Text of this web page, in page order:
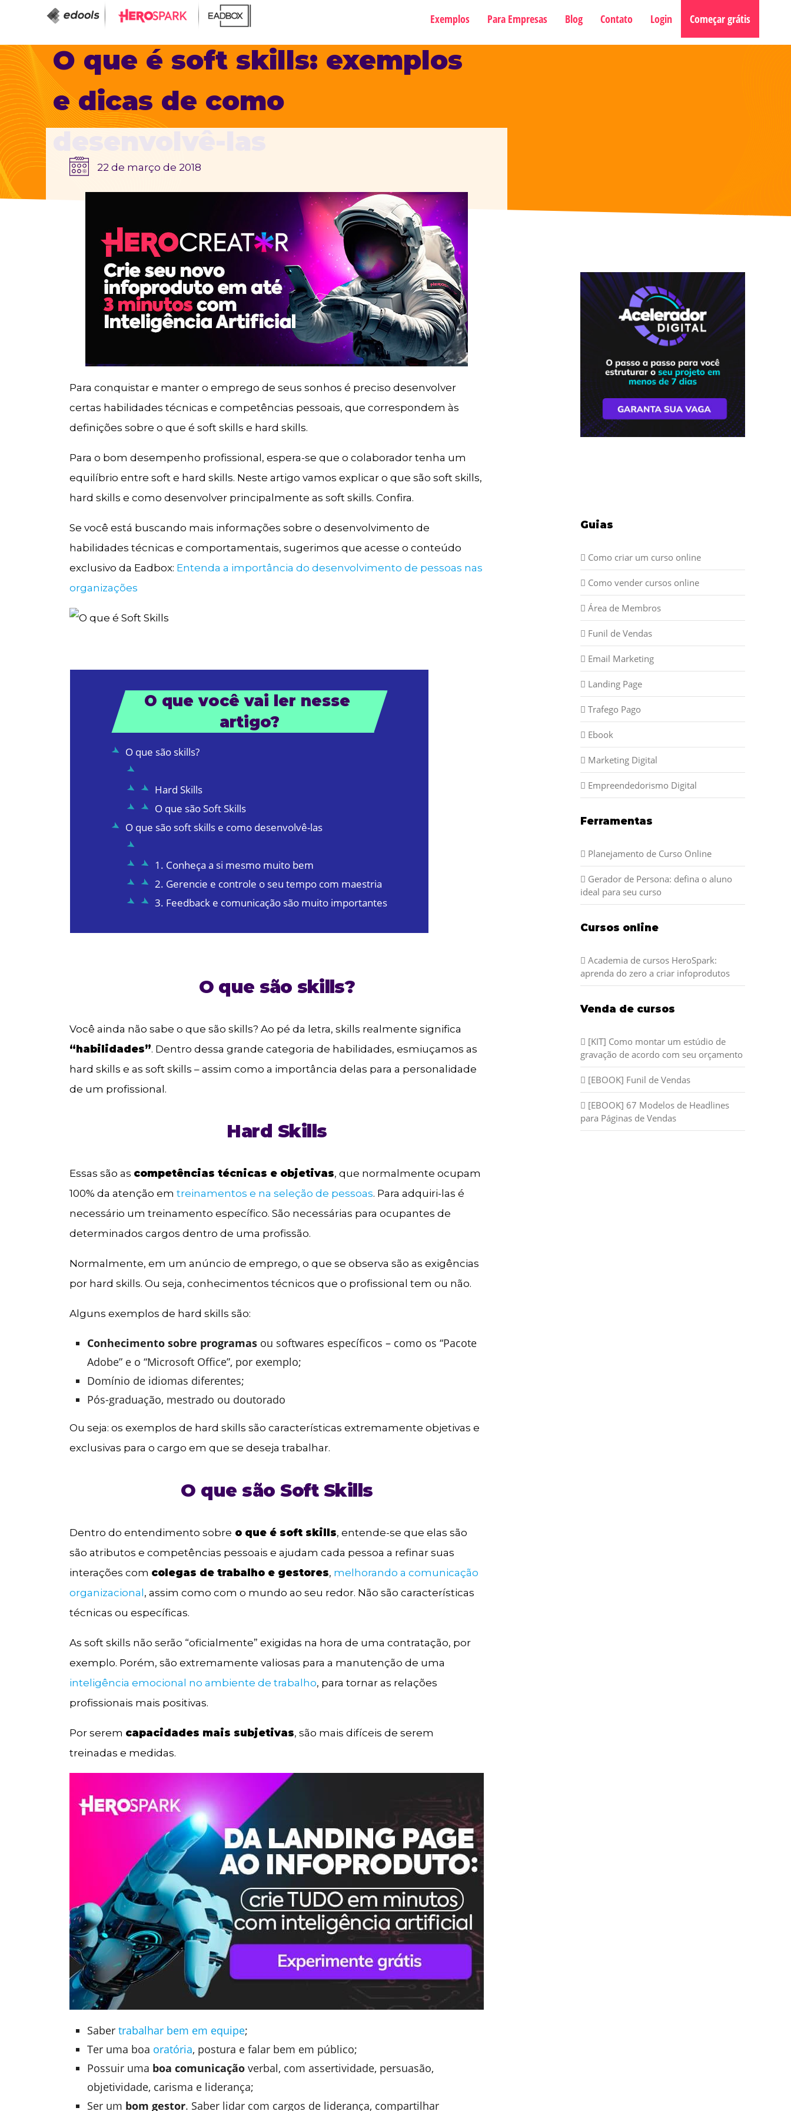
Exemplos Para Empresas Blog Contato Login Começar grátis
O que é soft skills: exemplos
e dicas de como
22 de março de 2018
Para conquistar e manter o emprego de seus sonhos é preciso desenvolver
certas habilidades técnicas e competências pessoais, que correspondem às
definições sobre o que é soft skills e hard skills.
Para o bom desempenho profissional, espera-se que o colaborador tenha um
equilíbrio entre soft e hard skills. Neste artigo vamos explicar o que são soft skills,
hard skills e como desenvolver principalmente as soft skills. Confira.
Se você está buscando mais informações sobre o desenvolvimento de
habilidades técnicas e comportamentais, sugerimos que acesse o conteúdo
exclusivo da Eadbox: Entenda a importância do desenvolvimento de pessoas nas
organizações
O que você vai ler nesse
artigo?
O que são skills?
Hard Skills
O que são Soft Skills
O que são soft skills e como desenvolvê-las
1. Conheça a si mesmo muito bem
2. Gerencie e controle o seu tempo com maestria
3. Feedback e comunicação são muito importantes
O que são skills?
Você ainda não sabe o que são skills? Ao pé da letra, skills realmente significa
“habilidades”. Dentro dessa grande categoria de habilidades, esmiuçamos as
hard skills e as soft skills – assim como a importância delas para a personalidade
de um profissional.
Hard Skills
Essas são as competências técnicas e objetivas, que normalmente ocupam
100% da atenção emtreinamentos e na seleção de pessoas. Para adquiri-las é
necessário um treinamento específico. São necessárias para ocupantes de
determinados cargos dentro de uma profissão.
Normalmente, em um anúncio de emprego, o que se observa são as exigências
por hard skills. Ou seja, conhecimentos técnicos que o profissional tem ou não.
Alguns exemplos de hard skills são:
Conhecimento sobre programas ou softwares específicos – como os “Pacote
Adobe” e o “Microsoft Office”, por exemplo;
Domínio de idiomas diferentes;
Pós-graduação, mestrado ou doutorado
Ou seja: os exemplos de hard skills são características extremamente objetivas e
exclusivas para o cargo em que se deseja trabalhar.
O que são Soft Skills
Dentro do entendimento sobre o que é soft skills, entende-se que elas são
são atributos e competências pessoais e ajudam cada pessoa a refinar suas
interações com colegas de trabalho e gestores, melhorando a comunicação
organizacional, assim como com o mundo ao seu redor. Não são características
técnicas ou específicas.
As soft skills não serão “oficialmente” exigidas na hora de uma contratação, por
exemplo. Porém, são extremamente valiosas para a manutenção de uma
inteligência emocional no ambiente de trabalho, para tornar as relações
profissionais mais positivas.
Por serem capacidades mais subjetivas, são mais difíceis de serem
treinadas e medidas.
Sabertrabalhar bem em equipe;
Ter uma boa oratória, postura e falar bem em público;
Possuir uma boa comunicação verbal, com assertividade, persuasão,
objetividade, carisma e liderança;
Ser um bom gestor. Saber lidar com cargos de liderança, compartilhar
Guias
Como criar um curso online
Como vender cursos online
Área de Membros
Funil de Vendas
Email Marketing
Landing Page
Trafego Pago
Ebook
Marketing Digital
Empreendedorismo Digital
Ferramentas
Planejamento de Curso Online
Gerador de Persona: defina o aluno
ideal para seu curso
Cursos online
Academia de cursos HeroSpark:
aprenda do zero a criar infoprodutos
Venda de cursos
[KIT] Como montar um estúdio de
gravação de acordo com seu orçamento
[EBOOK] Funil de Vendas
[EBOOK] 67 Modelos de Headlines
para Páginas de Vendas